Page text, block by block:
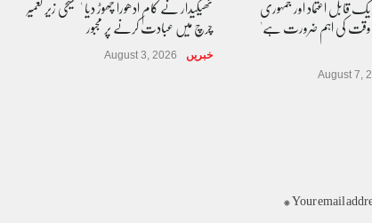
ٹھیکیدار نے کام ادھورا چھوڑ دیا ' مسیحی زیر تعمیر
چرچ میں عبادت کرنے پر مجبور
خبریں August 3, 2026
قابل اعتماد اور جمہوری
وقت کی اہم ضرورت ہے'
August 7,
Your email